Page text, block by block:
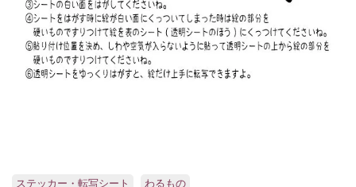
ステッカー・転写シート わるもの